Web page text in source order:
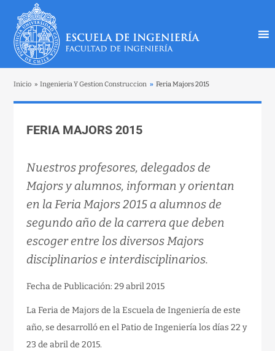
Inicio » Ingenieria Y Gestion Construccion » Feria Majors 2015
FERIA MAJORS 2015
Nuestros profesores, delegados de
Majors y alumnos, informan y orientan
en la Feria Majors 2015 a alumnos de
segundo año de la carrera que deben
escoger entre los diversos Majors
disciplinarios e interdisciplinarios.
Fecha de Publicación: 29 abril 2015
La Feria de Majors de la Escuela de Ingeniería de este
año, se desarrolló en el Patio de Ingeniería los días 22 y
23 de abril de 2015.